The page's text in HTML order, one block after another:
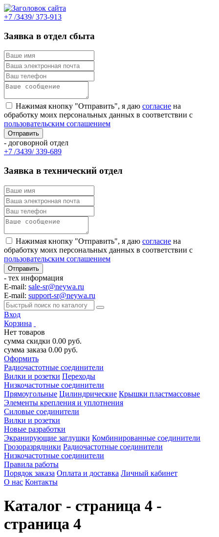
+7 /3439/ 373-913
Заявка в отдел сбыта
Нажимая кнопку "Отправить", я даю согласие на
обработку моих персональных данных в соответствии с
пользовательским соглашением
- договорной отдел
+7 /3439/ 339-689
Заявка в технический отдел
Нажимая кнопку "Отправить", я даю согласие на
обработку моих персональных данных в соответствии с
пользовательским соглашением
- тех информация
E-mail: sale-sr@neywa.ru
E-mail: support-sr@neywa.ru
Вход
Корзина
Нет товаров
сумма скидки 0.00 руб.
сумма заказа 0.00 руб.
Оформить
Радиочастотные соединители
Вилки и розетки Переходы
Низкочастотные соединители
Прямоугольные Цилиндрические Крышки пластмассовые
Элементы крепления и уплотнения
Силовые соединители
Вилки и розетки
Новые разработки
Экранирующие заглушки Комбинированные соединители
Грозоразрядники Радиочастотные соединители
Низкочастотные соединители
Правила работы
Порядок заказа Оплата и доставка Личный кабинет
О нас Контакты
Каталог - страница 4 -
страница 4